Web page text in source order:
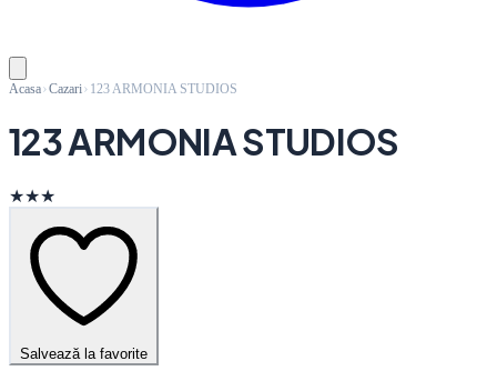
Acasa Cazari 123 ARMONIA STUDIOS
123 ARMONIA STUDIOS
★★★
Salvează la favorite